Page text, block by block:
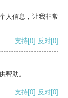
人信息，让我非常
支持[0] 反对[0]
帮助。
支持[0] 反对[0]